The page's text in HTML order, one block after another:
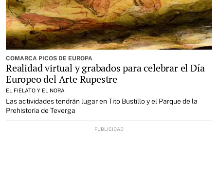
COMARCA PICOS DE EUROPA
Realidad virtual y grabados para celebrar el Día
Europeo del Arte Rupestre
EL FIELATO Y EL NORA
Las actividades tendrán lugar en Tito Bustillo y el Parque de la
Prehistoria de Teverga